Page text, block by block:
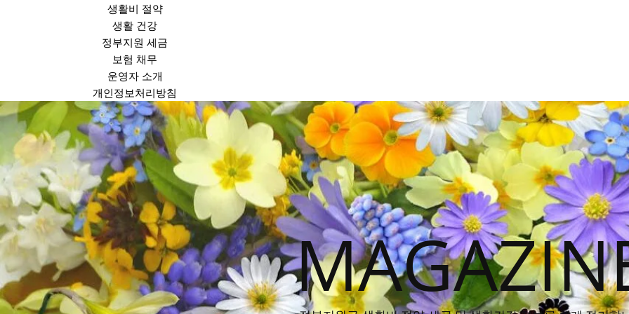
생활비 절약
생활 건강
정부지원 세금
보험 채무
운영자 소개
개인정보처리방침